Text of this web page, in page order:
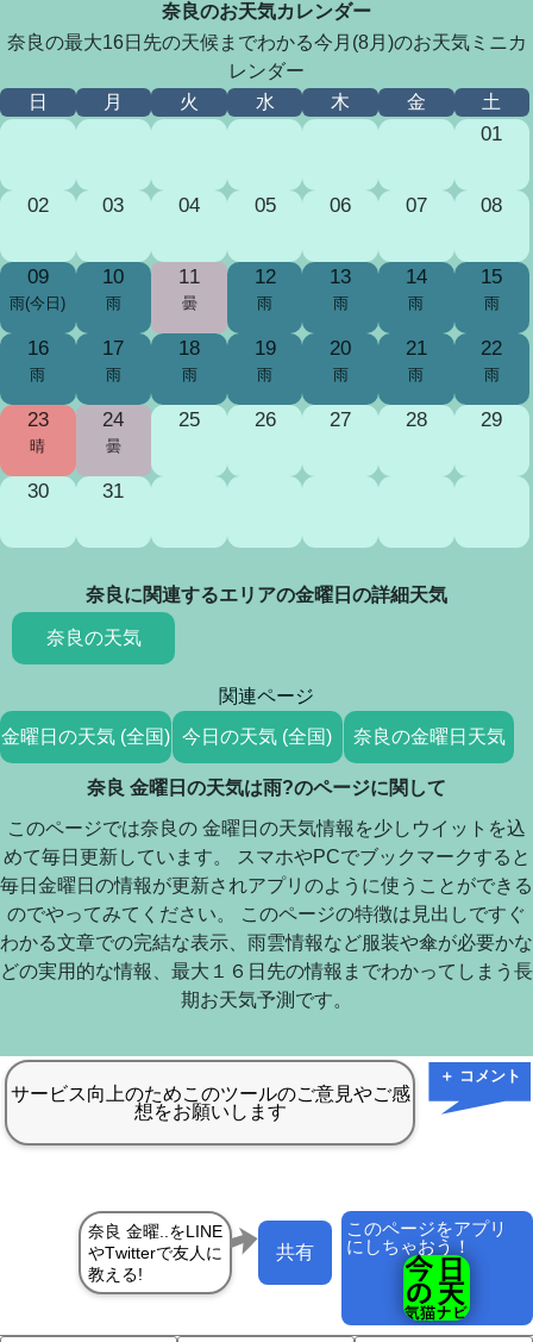
奈良のお天気カレンダー
奈良の最大16日先の天候までわかる今月(8月)のお天気ミニカ
レンダー
日
月 火 水 木 金 土
01
02 03 04 05 06 07 08
09
雨(今日)
10
雨
11
曇
12
雨
13
雨
14
雨
15
雨
16
雨
17
雨
18
雨
19
雨
20
雨
21
雨
22
雨
23
晴
24
曇
25 26 27 28 29
30 31
奈良に関連するエリアの金曜日の詳細天気
奈良の天気
関連ページ
金曜日の天気 (全国) 今日の天気 (全国) 奈良の金曜日天気
奈良 金曜日の天気は雨?のページに関して
このページでは奈良の 金曜日の天気情報を少しウイットを込
めて毎日更新しています。 スマホやPCでブックマークすると
毎日金曜日の情報が更新されアプリのように使うことができる
のでやってみてください。 このページの特徴は見出しですぐ
わかる文章での完結な表示、雨雲情報など服装や傘が必要かな
どの実用的な情報、最大１６日先の情報までわかってしまう長
期お天気予測です。
＋ コメント
このページをアプリ
にしちゃおう！
共有